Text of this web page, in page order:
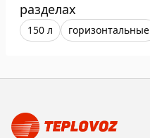
разделах
150 л горизонтальные